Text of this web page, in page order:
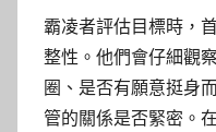
霸凌者評估目標時，
整性。他們會仔細觀
圈、是否有願意挺身
管的關係是否緊密。